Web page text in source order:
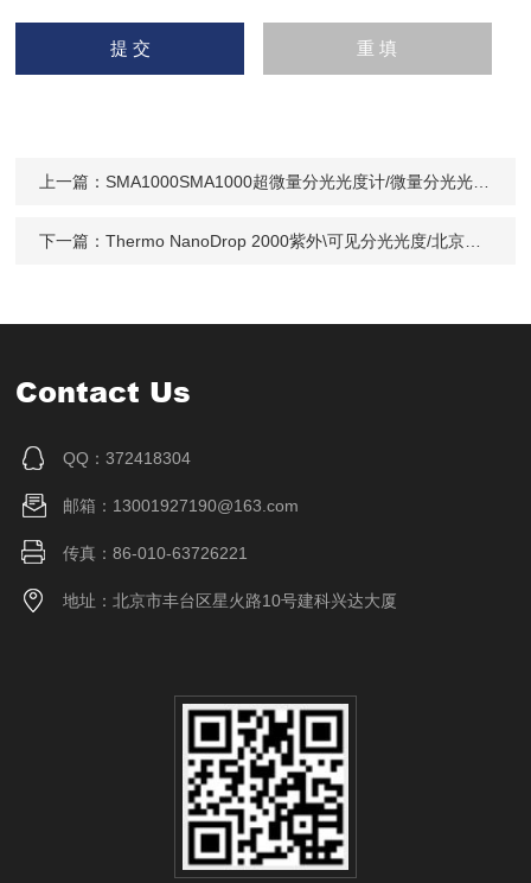
上一篇： SMA1000SMA1000超微量分光光度计/微量分光光度计/北京SMA1000微量分光光度计价格
下一篇：Thermo NanoDrop 2000紫外\可见分光光度/北京ND2000紫外可见分光光度计价格
Contact Us
QQ：372418304
邮箱：13001927190@163.com
传真：86-010-63726221
地址：北京市丰台区星火路10号建科兴达大厦